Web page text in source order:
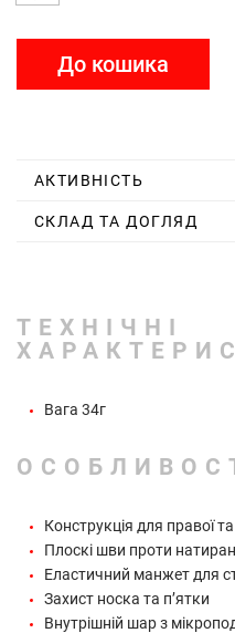
До кошика
АКТИВНІСТЬ
СКЛАД ТА ДОГЛЯД
ТЕХНІЧНІ
Вага 34г
Конструкція для правої
Плоскі шви проти
Еластичний манжет для
Захист носка та п’ятки
Внутрішній шар з